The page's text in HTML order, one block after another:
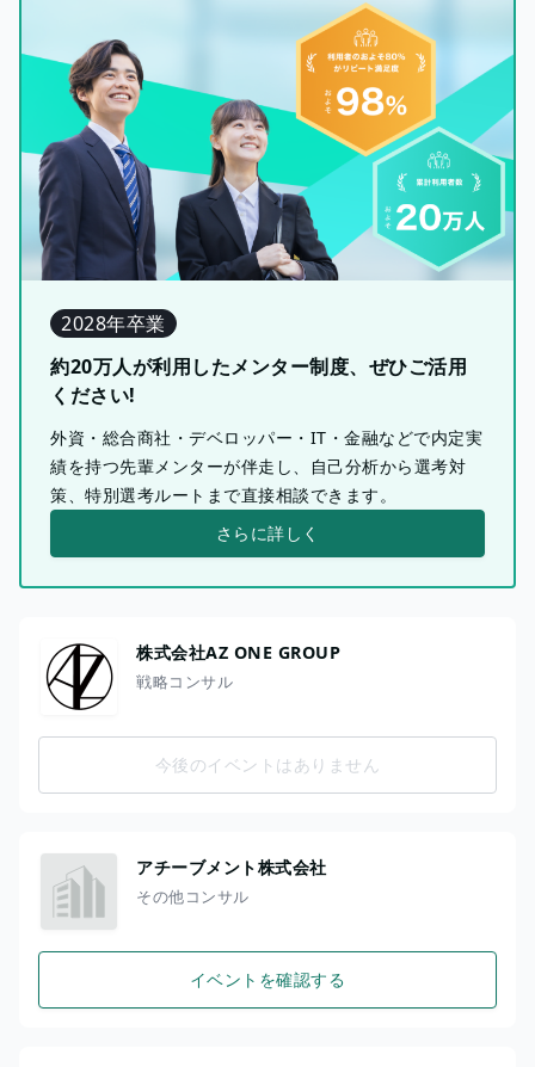
2028年卒業
約20万人が利用したメンター制度、ぜひご活用
ください!
外資・総合商社・デベロッパー・IT・金融などで内定実
績を持つ先輩メンターが伴走し、自己分析から選考対
策、特別選考ルートまで直接相談できます。
さらに詳しく
株式会社AZ ONE GROUP
戦略コンサル
今後のイベントはありません
アチーブメント株式会社
その他コンサル
イベントを確認する